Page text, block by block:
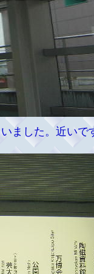
ました。近いで